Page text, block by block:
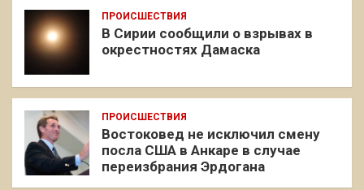
ПРОИСШЕСТВИЯ
В Сирии сообщили о взрывах в
окрестностях Дамаска
ПРОИСШЕСТВИЯ
Востоковед не исключил смену
посла США в Анкаре в случае
переизбрания Эрдогана